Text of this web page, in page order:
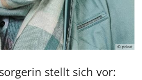
© privat
stellt sich vor: